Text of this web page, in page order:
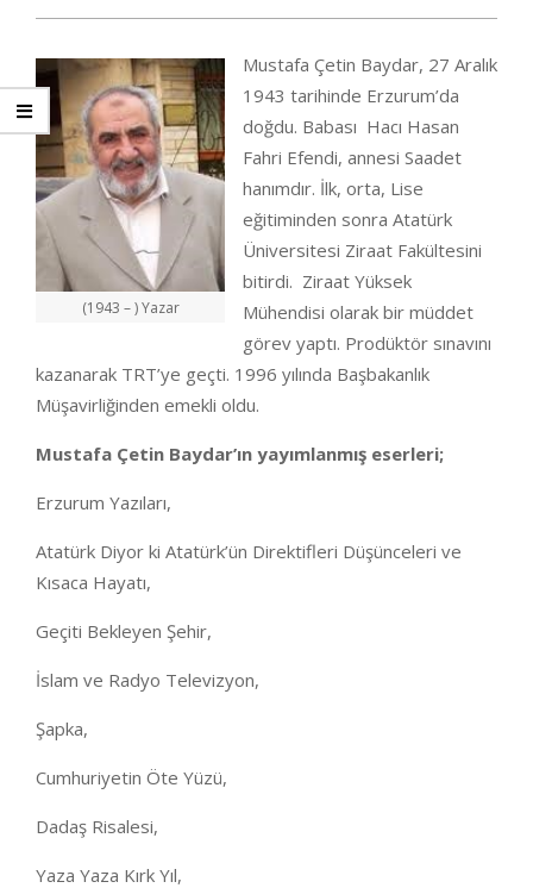
(1943 – ) Yazar
Mustafa Çetin Baydar, 27 Aralık
1943 tarihinde Erzurum’da
doğdu. Babası Hacı Hasan
Fahri Efendi, annesi Saadet
hanımdır. İlk, orta, Lise
eğitiminden sonra Atatürk
Üniversitesi Ziraat Fakültesini
bitirdi. Ziraat Yüksek
Mühendisi olarak bir müddet
görev yaptı. Prodüktör sınavını
kazanarak TRT’ye geçti. 1996 yılında Başbakanlık
Müşavirliğinden emekli oldu.
Mustafa Çetin Baydar’ın yayımlanmış eserleri;
Erzurum Yazıları,
Atatürk Diyor ki Atatürk’ün Direktifleri Düşünceleri ve
Kısaca Hayatı,
Geçiti Bekleyen Şehir,
İslam ve Radyo Televizyon,
Şapka,
Cumhuriyetin Öte Yüzü,
Dadaş Risalesi,
Yaza Yaza Kırk Yıl,